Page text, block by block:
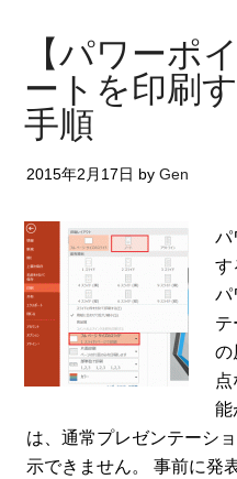
【パワーポ
ートを印刷
手順
2015年2月17日 byGen
パ
す
パ
テ
の
能
は、通常プレゼンテーシ
示できません。 事前に発